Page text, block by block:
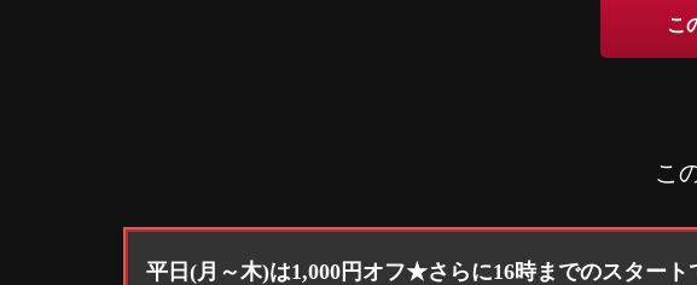
こ
こ
平日(月～木)は1,000円オフ★さらに16時までのスタート